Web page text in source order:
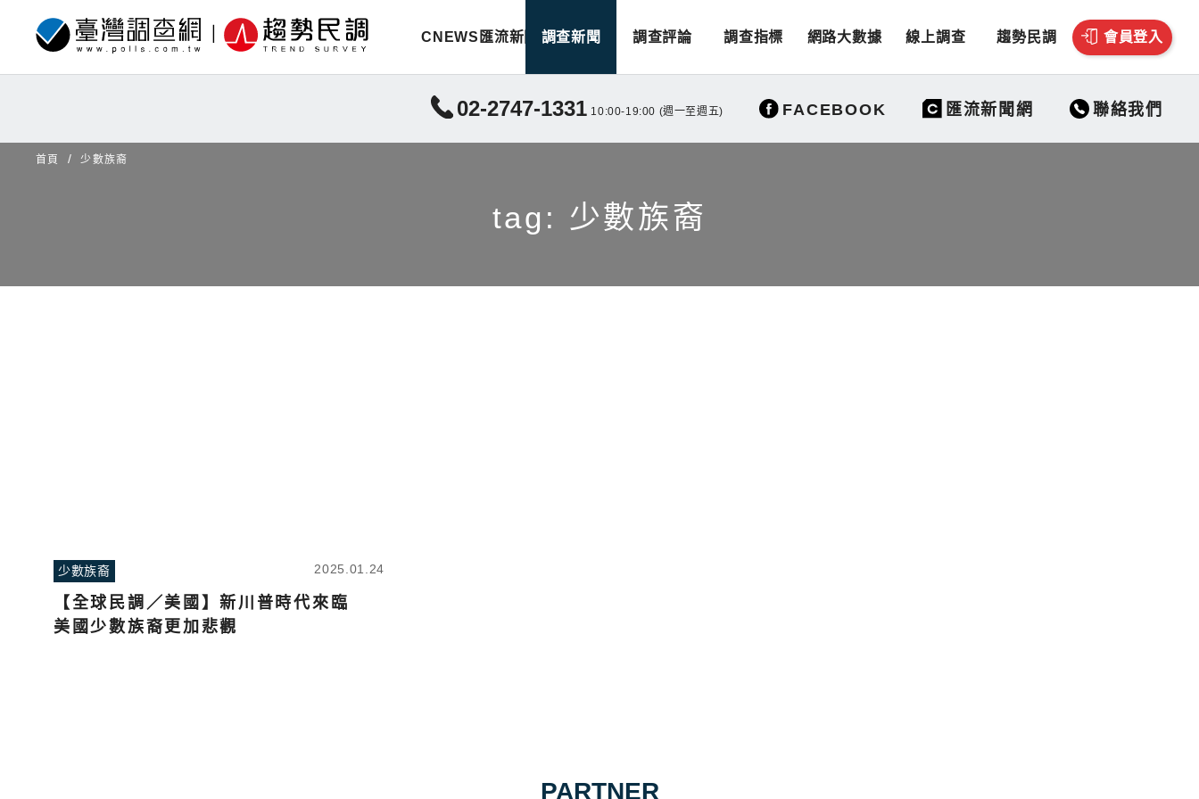
CNEWS匯流新聞 調查新聞 調查評論 調查指標 網路大數據 線上調查 趨勢民調 會員登入
02-2747-1331 10:00-19:00 (週一至週五) FACEBOOK 匯流新聞網 聯絡我們
首頁 少數族裔
tag: 少數族裔
少數族裔 2025.01.24
【全球民調／美國】新川普時代來臨
美國少數族裔更加悲觀
PARTNER